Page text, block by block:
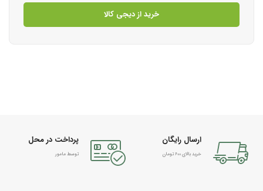
خرید از دیجی کالا
ارسال رایگان
خرید بالای 600 تومان
پرداخت در محل
توسط مامور